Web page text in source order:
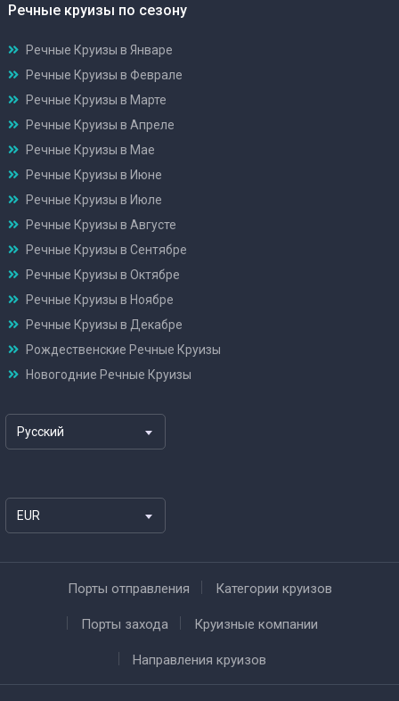
Речные круизы по сезону
Речные Круизы в Январе
Речные Круизы в Феврале
Речные Круизы в Марте
Речные Круизы в Апреле
Речные Круизы в Мае
Речные Круизы в Июне
Речные Круизы в Июле
Речные Круизы в Августе
Речные Круизы в Сентябре
Речные Круизы в Октябре
Речные Круизы в Ноябре
Речные Круизы в Декабре
Рождественские Речные Круизы
Новогодние Речные Круизы
Русский
EUR
Порты отправления Категории круизов
Порты захода Круизные компании
Направления круизов